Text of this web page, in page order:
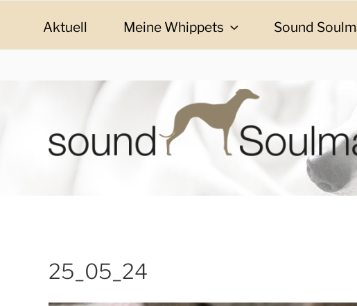
SOUND SOULMATES
sound Soulmates – Whippets fürs Leben! Bilder,
Aktuell Meine Whippets Sound
25_05_24